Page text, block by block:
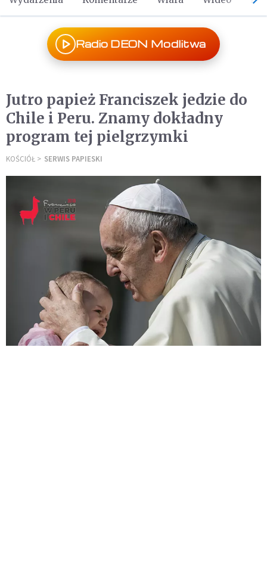
Radio DEON Modlitwa
Jutro papież Franciszek jedzie do
Chile i Peru. Znamy dokładny
program tej pielgrzymki
KOŚCIÓŁ SERWIS PAPIESKI